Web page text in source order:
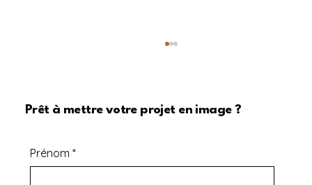
Prêt à mettre votre projet en image ?
Prénom *